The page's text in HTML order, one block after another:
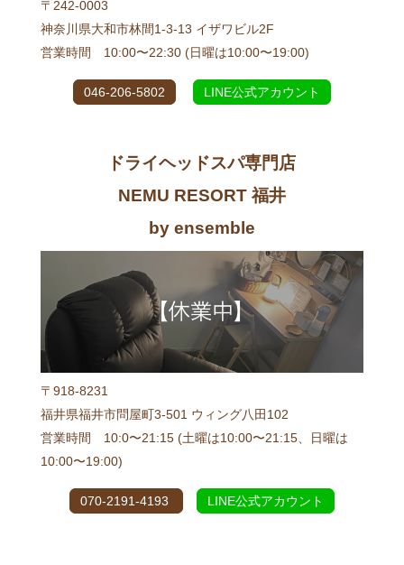
〒242-0003
神奈川県大和市林間1-3-13 イザワビル2F
営業時間 10:00〜22:30 (日曜は10:00〜19:00)
046-206-5802 LINE公式アカウント
ドライヘッドスパ専門店
NEMU RESORT 福井
by ensemble
〒918-8231
福井県福井市問屋町3-501 ウィング八田102
営業時間 10:0〜21:15 (土曜は10:00〜21:15、日曜は
10:00〜19:00)
070-2191-4193 LINE公式アカウント